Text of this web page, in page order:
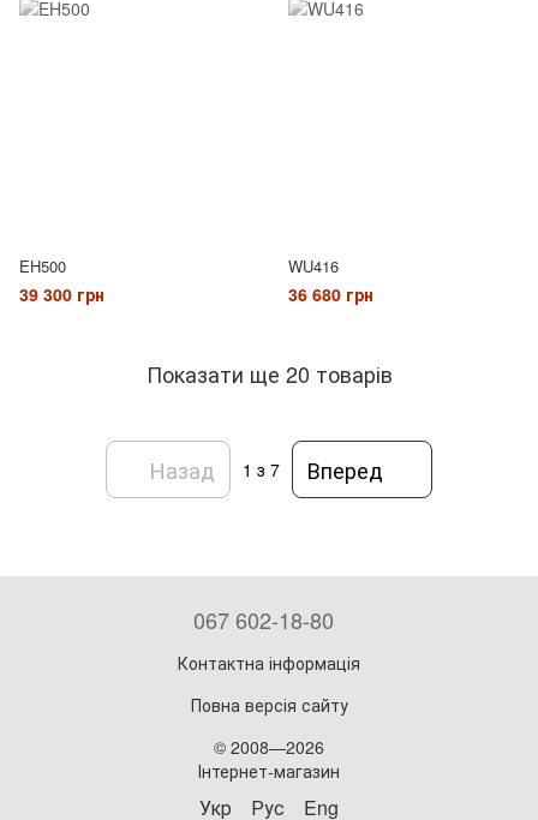
EH500
39 300 грн
WU416
36 680 грн
Показати ще 20 товарів
Назад 1 з 7 Вперед
067 602-18-80
Контактна інформація
Повна версія сайту
© 2008—2026
Інтернет-магазин
Укр Рус Eng